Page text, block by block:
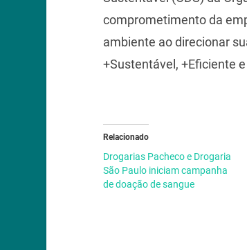
comprometimento da
ambiente ao direcionar
+Sustentável, +Eficiente
Relacionado
Drogarias Pacheco e Drogaria
São Paulo iniciam campanha
de doação de sangue